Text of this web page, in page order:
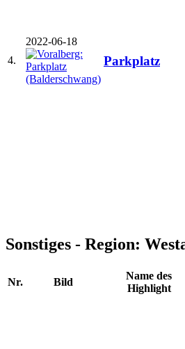
4.
2022-06-18
Parkplatz
Sonstiges - Region:
Nr. Bild
Name des
Highlight